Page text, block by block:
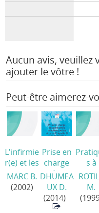
Aucun avis,
ajouter le vôtre !
Peut-être aimerez-
L'infirmie
r(e) et les
toxicoma
nies.
MARC B.
(2002)
Prise en
charge
des
personn
es
infectées
DHUMEA
UX D.
(2014)
s à
risque
à
M.